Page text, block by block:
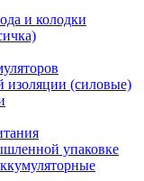
и колодки
изоляции (силовые)
упаковке